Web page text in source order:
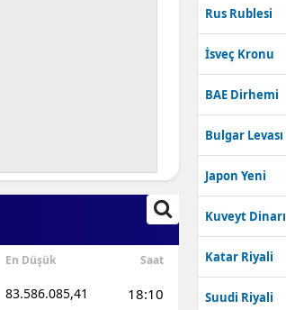
En Düşük Saat
83.586.085,41 18:10
Rus Rublesi
İsveç Kronu
BAE Dirhemi
Bulgar Levası
Japon Yeni
Kuveyt Dinarı
Katar Riyali
Suudi Riyali